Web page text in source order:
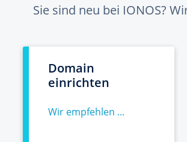
Sie sind neu bei IONOS?
Domain
einrichten
Wir empfehlen ...